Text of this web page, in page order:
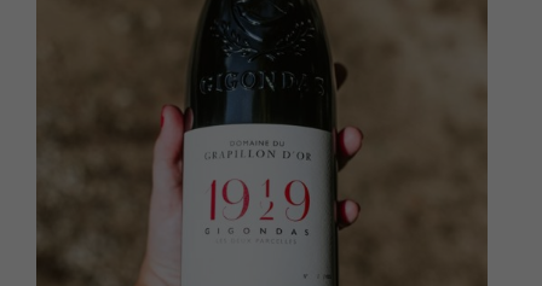
AJOUTER AU PANIER / DÉTAILS